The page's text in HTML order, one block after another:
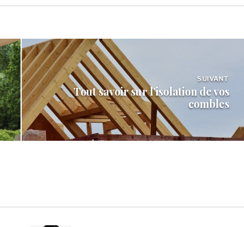
SUIVANT
Tout savoir sur l’isolation de vos
combles